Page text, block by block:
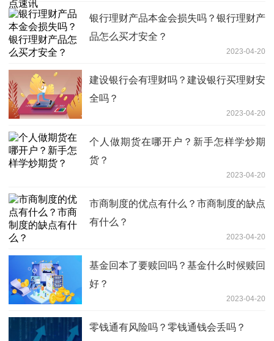
银行理财产品本金会损失吗？银行理财产
品怎么买才安全？
2023-04-20
建设银行会有理财吗？建设银行买理财安
全吗？
2023-04-20
个人做期货在哪开户？新手怎样学炒期
货？
2023-04-20
市商制度的优点有什么？市商制度的缺点
有什么？
2023-04-20
基金回本了要赎回吗？基金什么时候赎回
好？
2023-04-20
零钱通有风险吗？零钱通钱会丢吗？